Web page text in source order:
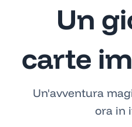
Un
carte
Un'avventura
ora in